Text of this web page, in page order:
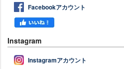
Facebookアカウント
Instagram
Instagramアカウント